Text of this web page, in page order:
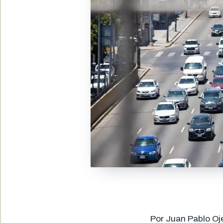
Por Juan Pablo